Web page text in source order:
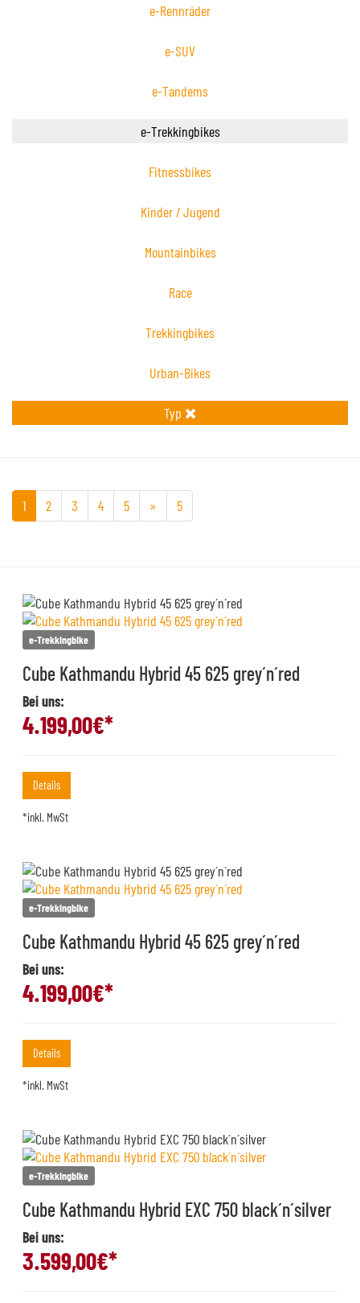
e-Rennräder
e-SUV
e-Tandems
e-Trekkingbikes
Fitnessbikes
Kinder / Jugend
Mountainbikes
Race
Trekkingbikes
Urban-Bikes
Typ
1 2 3 4 5 » 5
e-Trekkingbike
Cube Kathmandu Hybrid 45 625 grey´n´red
Bei uns:
4.199,00€*
Details
*inkl. MwSt
e-Trekkingbike
Cube Kathmandu Hybrid 45 625 grey´n´red
Bei uns:
4.199,00€*
Details
*inkl. MwSt
e-Trekkingbike
Cube Kathmandu Hybrid EXC 750 black´n´silver
Bei uns:
3.599,00€*